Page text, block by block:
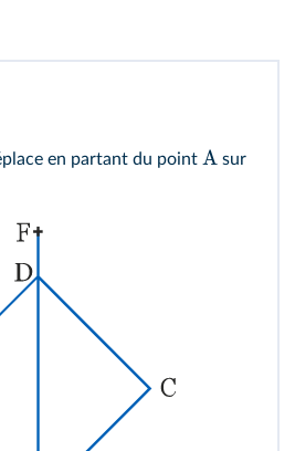
en partant du point A sur